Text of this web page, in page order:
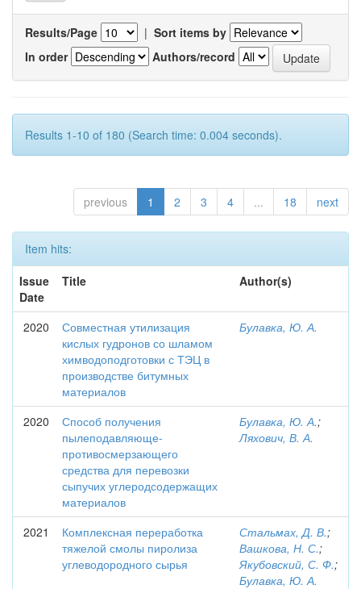
Results/Page | Sort items by
In order
Authors/record
Results 1-10 of 180 (Search time: 0.004 seconds).
previous 1 2 3 4 ... 18 next
Item hits:
Issue
Date
Title Author(s)
2020
Совместная утилизация
кислых гудронов со шламом
химводоподготовки с ТЭЦ в
производстве битумных
материалов
Булавка, Ю. А.
2020
Способ получения
пылеподавляюще-
противосмерзающего
средства для перевозки
сыпучих углеродсодержащих
материалов
Булавка, Ю. А.;
Ляхович, В. А.
2021
Комплексная переработка
тяжелой смолы пиролиза
углеводородного сырья
Стальмах, Д. В.;
Вашкова, Н. С.;
Якубовский, С. Ф.;
Булавка, Ю. А.